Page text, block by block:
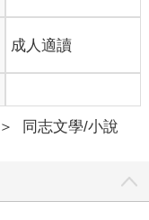
成人適讀
＞ 同志文學/小說